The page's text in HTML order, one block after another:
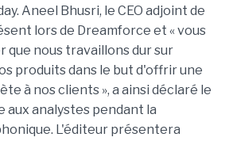
Aneel Bhusri, le CEO adjoint de
lors de Dreamforce et « vous
que nous travaillons dur sur
produits dans le but d'offrir une
à nos clients », a ainsi déclaré le
aux analystes pendant la
L'éditeur présentera